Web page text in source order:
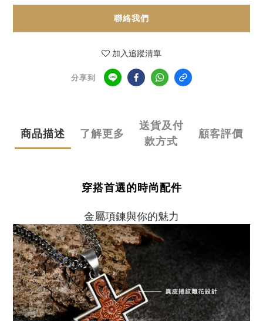
聯絡我們
加入追蹤清單
分享到
商品描述 了解更多
送貨及付
款方式
顧客評價
穿搭首選的時尚配件
金屬項鍊與你的魅力